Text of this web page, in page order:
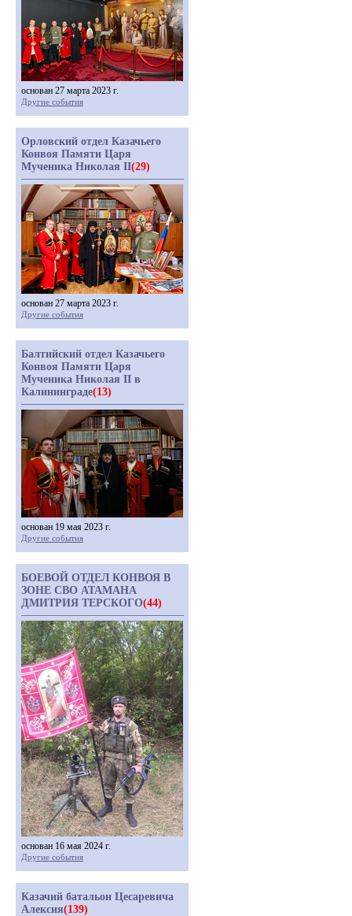
основан 27 марта 2023 г.
Другие события
Орловский отдел Казачьего
Конвоя Памяти Царя
Мученика Николая II(29)
основан 27 марта 2023 г.
Другие события
Балтийский отдел Казачьего
Конвоя Памяти Царя
Мученика Николая II в
Калининграде(13)
основан 19 мая 2023 г.
Другие события
БОЕВОЙ ОТДЕЛ КОНВОЯ В
ЗОНЕ СВО АТАМАНА
ДМИТРИЯ ТЕРСКОГО(44)
основан 16 мая 2024 г.
Другие события
Казачий батальон Цесаревича
Алексия(139)